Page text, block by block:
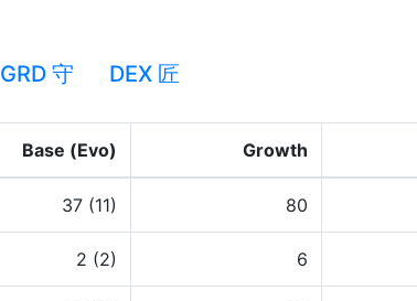
GRD 守 DEX 匠
Base (Evo) Growth
37 (11) 80
2 (2) 6